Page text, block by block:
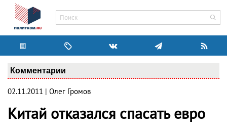
Комментарии
02.11.2011 | Олег Громов
Китай отказался спасать евро